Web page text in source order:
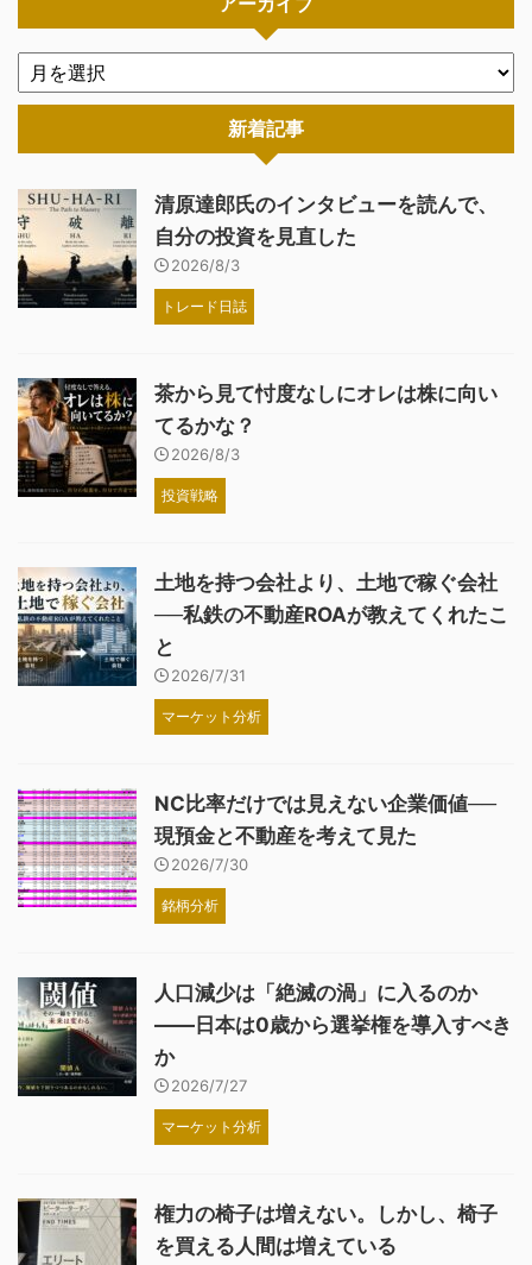
新着記事
清原達郎氏のインタビューを読んで、
自分の投資を見直した
2026/8/3
トレード日誌
茶から見て忖度なしにオレは株に向い
てるかな？
2026/8/3
投資戦略
土地を持つ会社より、土地で稼ぐ会社
──私鉄の不動産ROAが教えてくれたこ
と
2026/7/31
マーケット分析
NC比率だけでは見えない企業価値──
現預金と不動産を考えて見た
2026/7/30
銘柄分析
人口減少は「絶滅の渦」に入るのか
――日本は0歳から選挙権を導入すべき
か
2026/7/27
マーケット分析
権力の椅子は増えない。しかし、椅子
を買える人間は増えている